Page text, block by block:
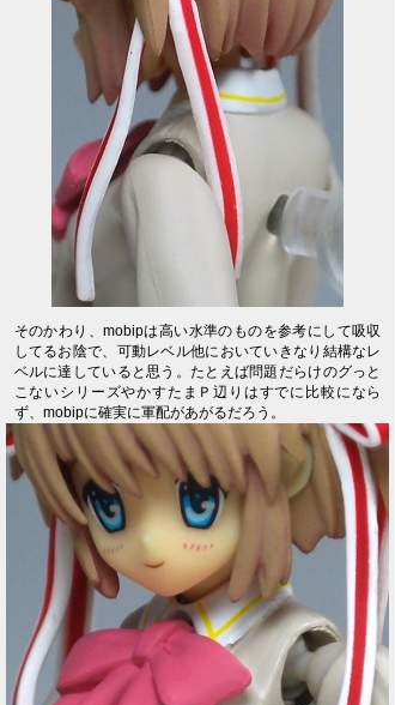
そのかわり、mobipは高い水準のものを参考にして吸収
してるお陰で、可動レベル他においていきなり結構なレ
ベルに達していると思う。たとえば問題だらけのグっと
こないシリーズやかすたまＰ辺りはすでに比較になら
ず、mobipに確実に軍配があがるだろう。